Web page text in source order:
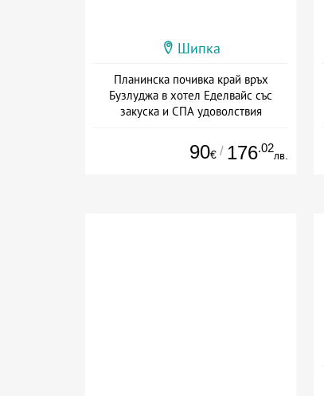
Шипка
Планинска почивка край връх
Бузлуджа в хотел Еделвайс със
закуска и СПА удоволствия
90€ / 176.02
лв.